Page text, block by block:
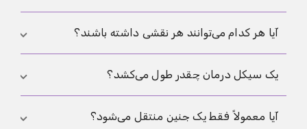
تصمیم باید بر اساس خواسته، سن، ذخیره تخمدان،
باردار شود
هم کمک می‌کند.
آیا هر کدام می‌توانند هر نقشی داشته باشند؟
نه لزوماً. هر نقش شرایط پزشکی خاص خود را دارد.
یک سیکل درمان چقدر طول می‌کشد؟
بخش فعال معمولاً چند هفته طول می‌کشد، اما
آیا معمولاً فقط یک جنین منتقل می‌شود؟